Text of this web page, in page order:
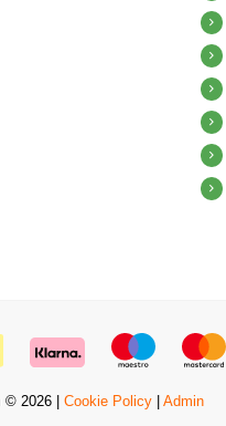
© 2026 | Cookie Policy| Admin